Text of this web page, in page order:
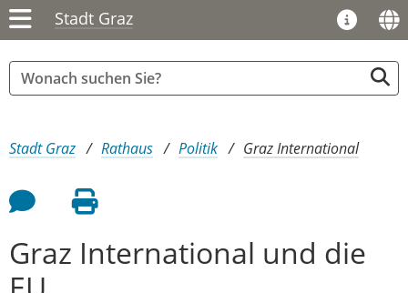
Stadt Graz
Sie sind hier:
Stadt Graz Rathaus Politik Graz International
Feedback an Autor
Seite drucken
Graz International und die